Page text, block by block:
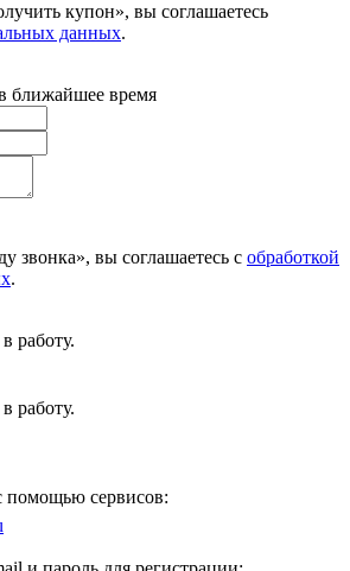
купон», вы соглашаетесь
данных.
ближайшее время
звонка», вы соглашаетесь с обработкой
.
работу.
работу.
помощью сервисов: